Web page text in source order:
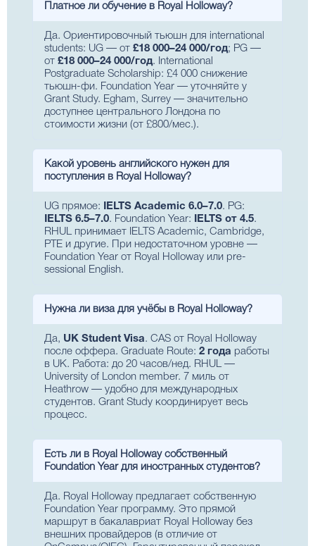
Платное ли обучение в Royal Holloway?
Да. Ориентировочный тьюшн для international
students: UG — от £18 000–24 000/год; PG —
от £18 000–24 000/год. International
Postgraduate Scholarship: £4 000 снижение
тьюшн-фи. Foundation Year — уточняйте у
Grant Study. Egham, Surrey — значительно
доступнее центрального Лондона по
стоимости жизни (от £800/мес.).
Какой уровень английского нужен для
поступления в Royal Holloway?
UG прямое: IELTS Academic 6.0–7.0. PG:
IELTS 6.5–7.0. Foundation Year: IELTS от 4.5.
RHUL принимает IELTS Academic, Cambridge,
PTE и другие. При недостаточном уровне —
Foundation Year от Royal Holloway или pre-
sessional English.
Нужна ли виза для учёбы в Royal Holloway?
Да, UK Student Visa. CAS от Royal Holloway
после оффера. Graduate Route: 2 года работы
в UK. Работа: до 20 часов/нед. RHUL —
University of London member. 7 миль от
Heathrow — удобно для международных
студентов. Grant Study координирует весь
процесс.
Есть ли в Royal Holloway собственный
Foundation Year для иностранных студентов?
Да. Royal Holloway предлагает собственную
Foundation Year программу. Это прямой
маршрут в бакалавриат Royal Holloway без
внешних провайдеров (в отличие от